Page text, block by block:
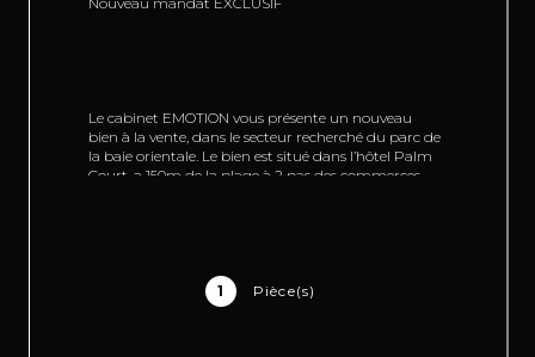
1 Pièce(s)
Le cabinet EMOTION vous présente un nouveau
bien à la vente, dans le secteur recherché du parc de
la baie orientale. Le bien est situé dans l’hôtel Palm
Court, a 150m de la plage à 2 pas des commerces,
Ce bien se compose : d'une entrée sur dégagements